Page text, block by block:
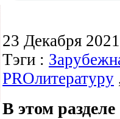
23 Декабря
Тэги :
PROлитературу
В этом разделе